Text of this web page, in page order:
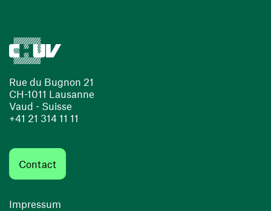
Rue du Bugnon 21
CH-1011 Lausanne
Vaud - Suisse
+41 21 314 11 11
Contact
Impressum